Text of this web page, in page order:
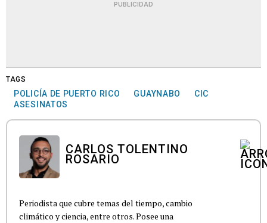
PUBLICIDAD
TAGS
POLICÍA DE PUERTO RICO GUAYNABO
CIC
ASESINATOS
CARLOS TOLENTINO
ROSARIO
Periodista que cubre temas del tiempo, cambio
climático y ciencia, entre otros. Posee una